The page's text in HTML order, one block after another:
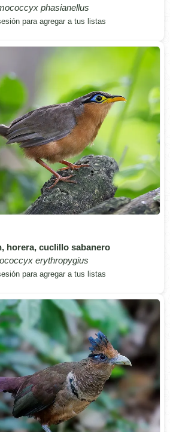
phasianellus
para agregar a tus listas
horera, cuclillo sabanero
erythropygius
para agregar a tus listas